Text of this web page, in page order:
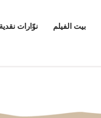
نوّارات نقدية بيت الفيلم